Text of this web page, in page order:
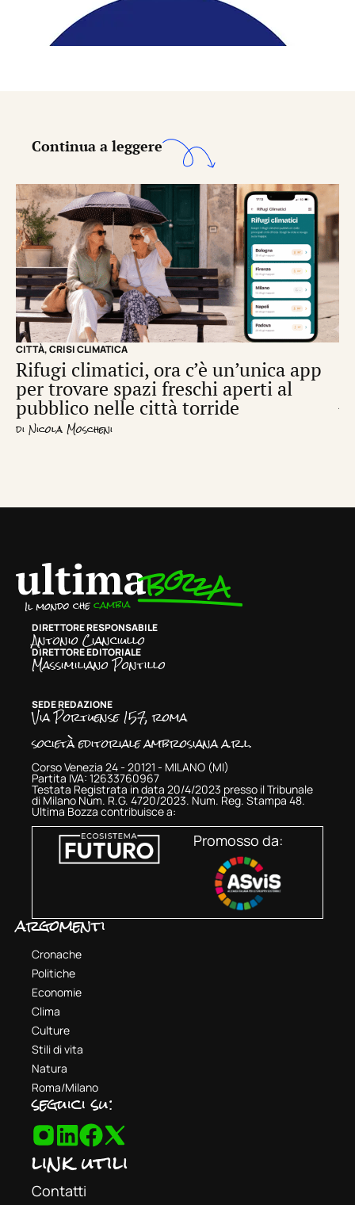
Continua a leggere
CITTÀ,CRISI CLIMATICA
Rifugi climatici, ora c’è un’unica app
per trovare spazi freschi aperti al
pubblico nelle città torride
di Nicola Moscheni
DIRETTORE RESPONSABILE
Antonio Cianciullo
DIRETTORE EDITORIALE
Massimiliano Pontillo
SEDE REDAZIONE
Via Portuense 157, roma
società editoriale ambrosiana a.r.l.
Corso Venezia 24 - 20121 - MILANO (MI)
Partita IVA: 12633760967
Testata Registrata in data 20/4/2023 presso il Tribunale
di Milano Num. R.G. 4720/2023. Num. Reg. Stampa 48.
Ultima Bozza contribuisce a:
Promosso da:
argomenti
Cronache
Politiche
Economie
Clima
Culture
Stili di vita
Natura
Roma/Milano
seguici su:
link utili
Contatti